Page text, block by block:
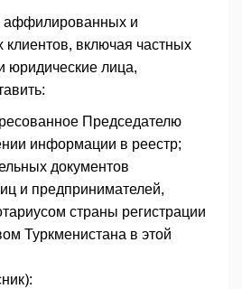
аффилированных и
включая частных
юридические лица,
Председателю
информации в реестр;
документов
и предпринимателей,
страны регистрации
Туркменистана в этой